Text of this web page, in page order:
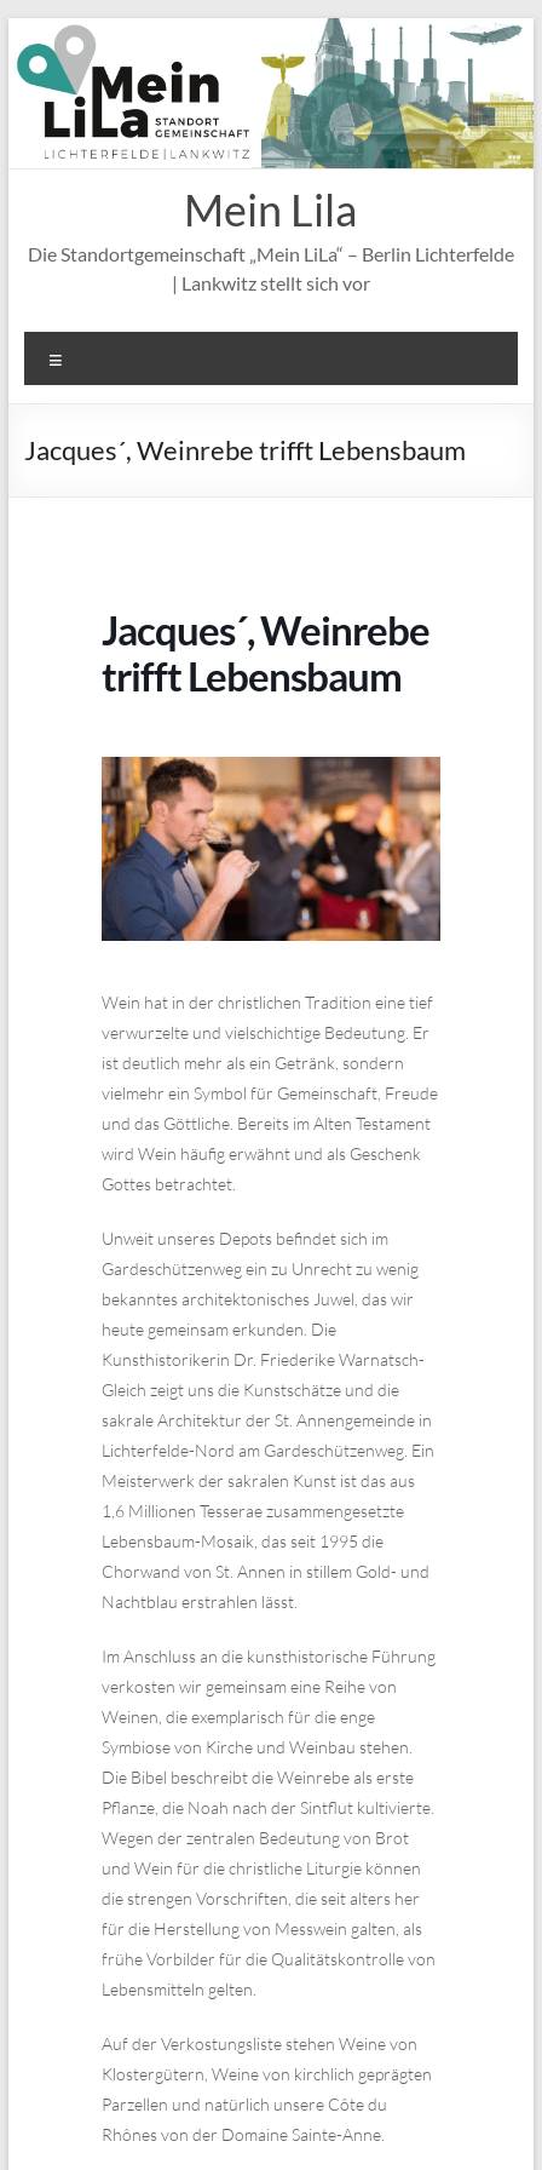
Inhalt
springen
Mein Lila
Die Standortgemeinschaft „Mein LiLa“ – Berlin Lichterfelde
| Lankwitz stellt sich vor
Jacques´, Weinrebe trifft Lebensbaum
Jacques´, Weinrebe
trifft Lebensbaum
Wein hat in der christlichen Tradition eine tief
verwurzelte und vielschichtige Bedeutung. Er
ist deutlich mehr als ein Getränk, sondern
vielmehr ein Symbol für Gemeinschaft, Freude
und das Göttliche. Bereits im Alten Testament
wird Wein häufig erwähnt und als Geschenk
Gottes betrachtet.
Unweit unseres Depots befindet sich im
Gardeschützenweg ein zu Unrecht zu wenig
bekanntes architektonisches Juwel, das wir
heute gemeinsam erkunden. Die
Kunsthistorikerin Dr. Friederike Warnatsch-
Gleich zeigt uns die Kunstschätze und die
sakrale Architektur der St. Annengemeinde in
Lichterfelde-Nord am Gardeschützenweg. Ein
Meisterwerk der sakralen Kunst ist das aus
1,6 Millionen Tesserae zusammengesetzte
Lebensbaum-Mosaik, das seit 1995 die
Chorwand von St. Annen in stillem Gold- und
Nachtblau erstrahlen lässt.
Im Anschluss an die kunsthistorische Führung
verkosten wir gemeinsam eine Reihe von
Weinen, die exemplarisch für die enge
Symbiose von Kirche und Weinbau stehen.
Die Bibel beschreibt die Weinrebe als erste
Pflanze, die Noah nach der Sintflut kultivierte.
Wegen der zentralen Bedeutung von Brot
und Wein für die christliche Liturgie können
die strengen Vorschriften, die seit alters her
für die Herstellung von Messwein galten, als
frühe Vorbilder für die Qualitätskontrolle von
Lebensmitteln gelten.
Auf der Verkostungsliste stehen Weine von
Klostergütern, Weine von kirchlich geprägten
Parzellen und natürlich unsere Côte du
Rhônes von der Domaine Sainte-Anne.